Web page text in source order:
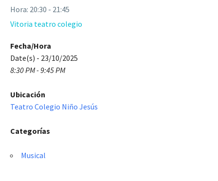
Hora: 20:30 - 21:45
Vitoria teatro colegio
Fecha/Hora
Date(s) - 23/10/2025
8:30 PM - 9:45 PM
Ubicación
Teatro Colegio Niño Jesús
Categorías
Musical